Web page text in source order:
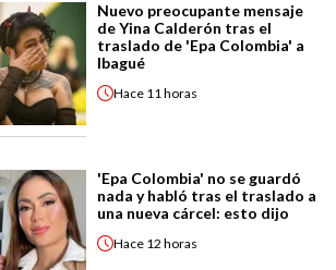
Nuevo preocupante mensaje
de Yina Calderón tras el
traslado de 'Epa Colombia' a
Ibagué
Hace 11 horas
'Epa Colombia' no se guardó
nada y habló tras el traslado a
una nueva cárcel: esto dijo
Hace 12 horas